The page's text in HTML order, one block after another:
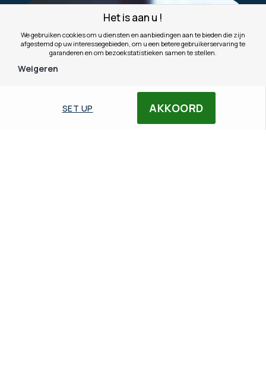
AKKOORD
SET UP
Het is aan u !
We gebruiken cookies om u diensten en aanbiedingen aan te bieden die zijn
afgestemd op uw interessegebieden, om u een betere gebruikerservaring te
garanderen en om bezoekstatistieken samen te stellen.
Weigeren